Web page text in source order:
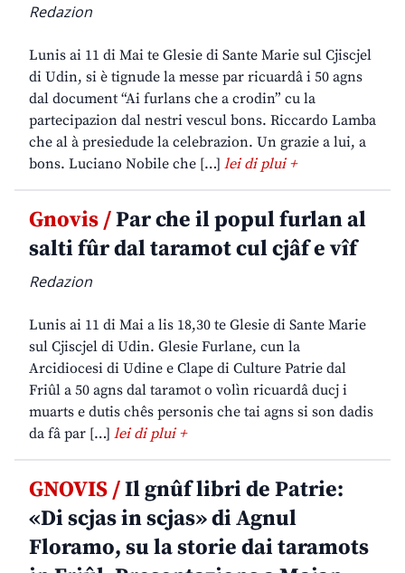
Redazion
Lunis ai 11 di Mai te Glesie di Sante Marie sul Cjiscjel
di Udin, si è tignude la messe par ricuardâ i 50 agns
dal document “Ai furlans che a crodin” cu la
partecipazion dal nestri vescul bons. Riccardo Lamba
che al à presiedude la celebrazion. Un grazie a lui, a
bons. Luciano Nobile che […] lei di plui +
Gnovis /Par che il popul furlan al
salti fûr dal taramot cul cjâf e vîf
Redazion
Lunis ai 11 di Mai a lis 18,30 te Glesie di Sante Marie
sul Cjiscjel di Udin. Glesie Furlane, cun la
Arcidiocesi di Udine e Clape di Culture Patrie dal
Friûl a 50 agns dal taramot o volìn ricuardâ ducj i
muarts e dutis chês personis che tai agns si son dadis
da fâ par […] lei di plui +
GNOVIS /Il gnûf libri de Patrie:
«Di scjas in scjas» di Agnul
Floramo, su la storie dai taramots